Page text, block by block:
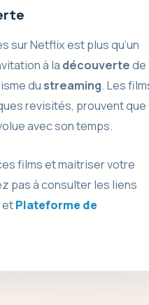
sur Netflix est plus qu’un
à la découvertede
du streaming. Les
revisités, prouvent que
avec son temps.
films et maitriser votre
pas à consulter les liens
etPlateforme de